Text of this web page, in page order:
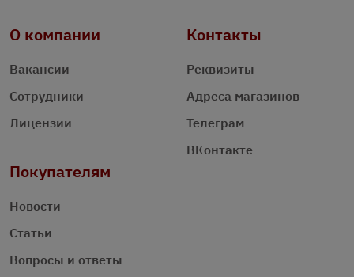
О компании
Вакансии
Сотрудники
Лицензии
Контакты
Реквизиты
Адреса магазинов
Телеграм
ВКонтакте
Покупателям
Новости
Статьи
Вопросы и ответы